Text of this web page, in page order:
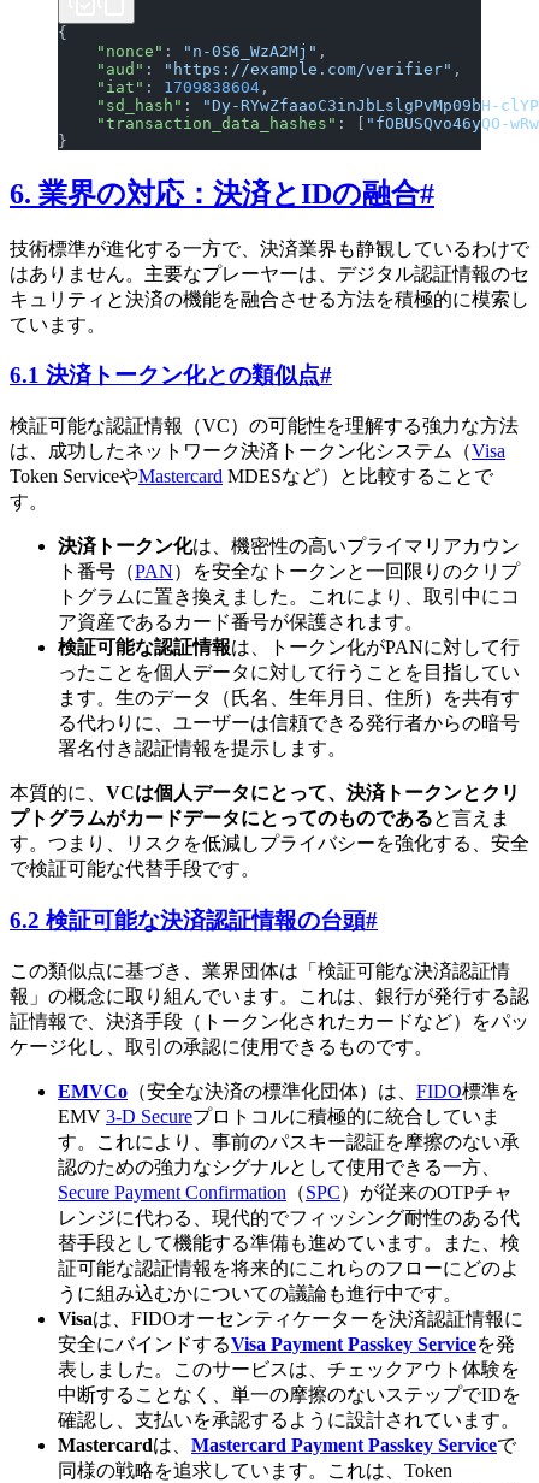
{
    "nonce"
: "n-0S6_WzA2Mj" ,
    "aud"
: "https://example.com/verifier" ,
    "iat"
: 1709838604 ,
    "sd_hash"
:
"Dy-RYwZfaaoC3inJbLslgPvMp09bH-
    "transaction_data_hashes"
: [
"fOBUSQvo46yQO-
}
6. 業界の対応：決済とIDの融合#
技術標準が進化する一方で、決済業界も静観しているわけで
はありません。主要なプレーヤーは、デジタル認証情報のセ
キュリティと決済の機能を融合させる方法を積極的に模索し
ています。
6.1 決済トークン化との類似点#
検証可能な認証情報（VC）の可能性を理解する強力な方法
は、成功したネットワーク決済トークン化システム（Visa
Token ServiceやMastercard MDESなど）と比較することで
す。
決済トークン化は、機密性の高いプライマリアカウン
ト番号（PAN）を安全なトークンと一回限りのクリプ
トグラムに置き換えました。これにより、取引中にコ
ア資産であるカード番号が保護されます。
検証可能な認証情報は、トークン化がPANに対して行
ったことを個人データに対して行うことを目指してい
ます。生のデータ（氏名、生年月日、住所）を共有す
る代わりに、ユーザーは信頼できる発行者からの暗号
署名付き認証情報を提示します。
本質的に、 VCは個人データにとって、決済トークンとクリ
プトグラムがカードデータにとってのものであると言えま
す。つまり、リスクを低減しプライバシーを強化する、安全
で検証可能な代替手段です。
6.2 検証可能な決済認証情報の台頭#
この類似点に基づき、業界団体は「検証可能な決済認証情
報」の概念に取り組んでいます。これは、銀行が発行する認
証情報で、決済手段（トークン化されたカードなど）をパッ
ケージ化し、取引の承認に使用できるものです。
EMVCo （安全な決済の標準化団体）は、 FIDO標準を
EMV 3-D Secureプロトコルに積極的に統合していま
す。これにより、事前のパスキー認証を摩擦のない承
認のための強力なシグナルとして使用できる一方、
Secure Payment Confirmation （SPC）が従来のOTPチャ
レンジに代わる、現代的でフィッシング耐性のある代
替手段として機能する準備も進めています。また、検
証可能な認証情報を将来的にこれらのフローにどのよ
うに組み込むかについての議論も進行中です。
Visaは、FIDOオーセンティケーターを決済認証情報に
安全にバインドするVisa Payment Passkey Serviceを発
表しました。このサービスは、チェックアウト体験を
中断することなく、単一の摩擦のないステップでIDを
確認し、支払いを承認するように設計されています。
Mastercardは、 Mastercard Payment Passkey Serviceで
同様の戦略を追求しています。これは、Token